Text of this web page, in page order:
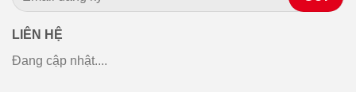
LIÊN HỆ
Đang cập nhật....